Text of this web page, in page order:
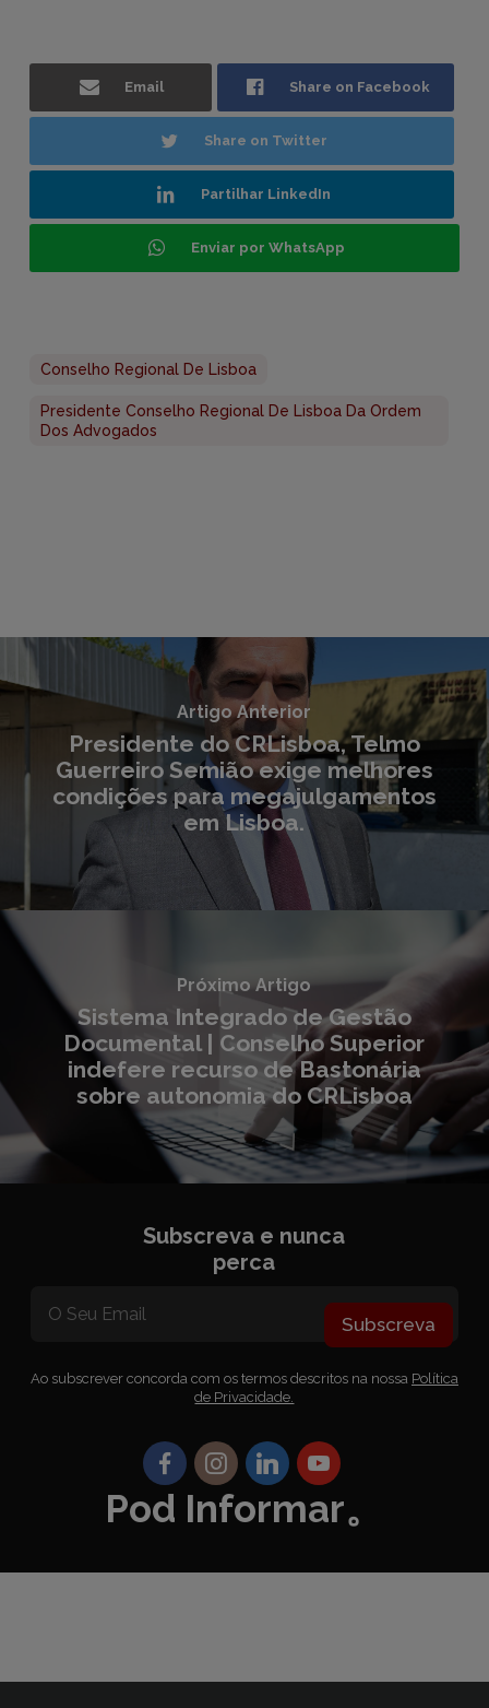
Email Share on Facebook
Share on Twitter
Partilhar LinkedIn
Enviar por WhatsApp
Conselho Regional De Lisboa
Presidente Conselho Regional De Lisboa Da Ordem
Dos Advogados
Artigo Anterior
Presidente do CRLisboa, Telmo
Guerreiro Semião exige melhores
condições para megajulgamentos
em Lisboa.
Próximo Artigo
Sistema Integrado de Gestão
Documental | Conselho Superior
indefere recurso de Bastonária
sobre autonomia do CRLisboa
Subscreva e nunca
perca
Subscreva
Ao subscrever concorda com os termos descritos na nossa Política
de Privacidade.
Pod Informar。